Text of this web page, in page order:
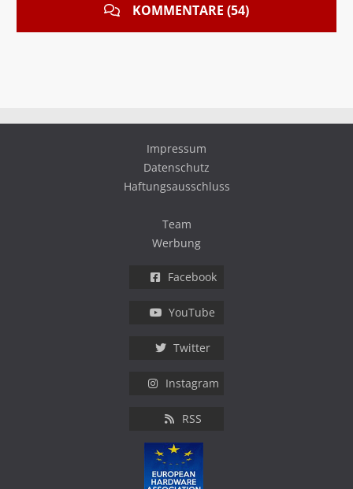
KOMMENTARE (54)
Impressum
Datenschutz
Haftungsausschluss
Team
Werbung
Facebook
YouTube
Twitter
Instagram
RSS